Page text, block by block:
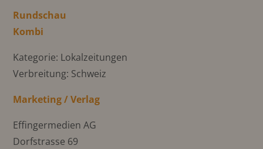
Rundschau
Kombi
Kategorie: Lokalzeitungen
Verbreitung: Schweiz
Marketing / Verlag
Effingermedien AG
Dorfstrasse 69